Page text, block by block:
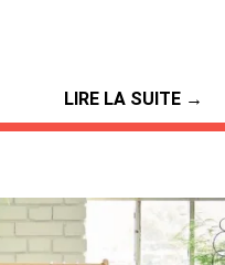
LIRE LA SUITE →